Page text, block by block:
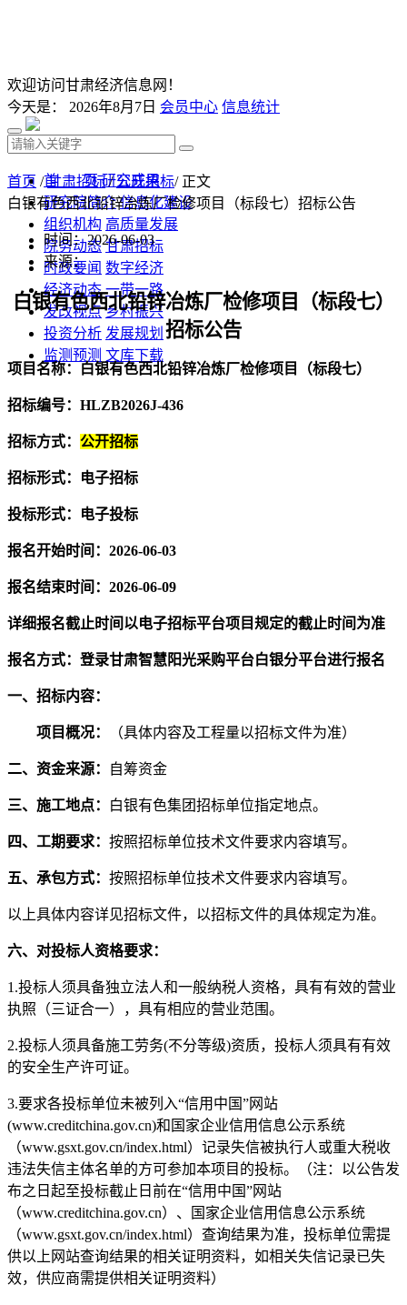
欢迎访问甘肃经济信息网！
今天是： 2026年8月7日 会员中心 信息统计
首 页 研究成果
研究院简介 信息化建设
组织机构 高质量发展
院务动态 甘肃招标
时政要闻 数字经济
经济动态 一带一路
发改视点 乡村振兴
投资分析 发展规划
监测预测 文库下载
首页 /甘肃招标/公开招标/ 正文
白银有色西北铅锌冶炼厂检修项目（标段七）招标公告
时间：2026-06-03
来源：
白银有色西北铅锌冶炼厂检修项目（标段七）
招标公告
项目名称： 白银有色西北铅锌冶炼厂检修项目（标段七）
招标编号： HLZB2026J-436
招标方式： 公开招标
招标形式：电子招标
投标形式：电子投标
报名开始时间： 2026-06-03
报名结束时间： 2026-06-09
详细报名截止时间以电子招标平台项目规定的截止时间为准
报名方式：登录甘肃智慧阳光采购平台白银分平台进行报名
一、招标内容：
项目概况： （具体内容及工程量以招标文件为准）
二、资金来源： 自筹资金
三、施工地点： 白银有色集团招标单位指定地点。
四、工期要求： 按照招标单位技术文件要求内容填写。
五、承包方式： 按照招标单位技术文件要求内容填写。
以上具体内容详见招标文件，以招标文件的具体规定为准。
六、对投标人资格要求：
1.投标人须具备独立法人和一般纳税人资格，具有有效的营业
执照（三证合一），具有相应的营业范围。
2.投标人须具备施工劳务(不分等级)资质，投标人须具有有效
的安全生产许可证。
3.要求各投标单位未被列入“信用中国”网站
(www.creditchina.gov.cn)和国家企业信用信息公示系统
（www.gsxt.gov.cn/index.html）记录失信被执行人或重大税收
违法失信主体名单的方可参加本项目的投标。（注：以公告发
布之日起至投标截止日前在“信用中国”网站
（www.creditchina.gov.cn）、国家企业信用信息公示系统
（www.gsxt.gov.cn/index.html）查询结果为准，投标单位需提
供以上网站查询结果的相关证明资料，如相关失信记录已失
效，供应商需提供相关证明资料）